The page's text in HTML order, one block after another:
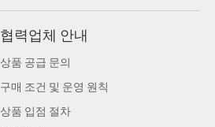
협력업체 안내
상품 공급 문의
구매 조건 및 운영 원칙
상품 입점 절차